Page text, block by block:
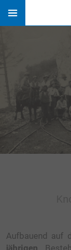
ÖFFNUNGSZEITEN
NEWS
PHILOSOPHIE
FIRMENCHRONIK
KIESWERK ZAMS
Aufbauend auf
jährigen